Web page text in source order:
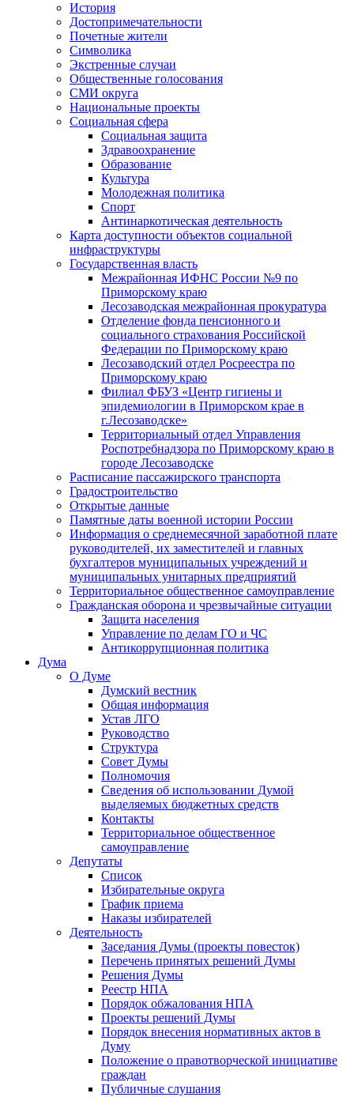
История
Достопримечательности
Почетные жители
Символика
Экстренные случаи
Общественные голосования
СМИ округа
Национальные проекты
Социальная сфера
Социальная защита
Здравоохранение
Образование
Культура
Молодежная политика
Спорт
Антинаркотическая деятельность
Карта доступности объектов социальной
инфраструктуры
Государственная власть
Межрайонная ИФНС России №9 по
Приморскому краю
Лесозаводская межрайонная прокуратура
Отделение фонда пенсионного и
социального страхования Российской
Федерации по Приморскому краю
Лесозаводский отдел Росреестра по
Приморскому краю
Филиал ФБУЗ «Центр гигиены и
эпидемиологии в Приморском крае в
г.Лесозаводске»
Территориальный отдел Управления
Роспотребнадзора по Приморскому краю в
городе Лесозаводске
Расписание пассажирского транспорта
Градостроительство
Открытые данные
Памятные даты военной истории России
Информация о среднемесячной заработной плате
руководителей, их заместителей и главных
бухгалтеров муниципальных учреждений и
муниципальных унитарных предприятий
Территориальное общественное самоуправление
Гражданская оборона и чрезвычайные ситуации
Защита населения
Управление по делам ГО и ЧС
Антикоррупционная политика
Дума
О Думе
Думский вестник
Общая информация
Устав ЛГО
Руководство
Структура
Совет Думы
Полномочия
Сведения об использовании Думой
выделяемых бюджетных средств
Контакты
Территориальное общественное
самоуправление
Депутаты
Список
Избирательные округа
График приема
Наказы избирателей
Деятельность
Заседания Думы (проекты повесток)
Перечень принятых решений Думы
Решения Думы
Реестр НПА
Порядок обжалования НПА
Проекты решений Думы
Порядок внесения нормативных актов в
Думу
Положение о правотворческой инициативе
граждан
Публичные слушания